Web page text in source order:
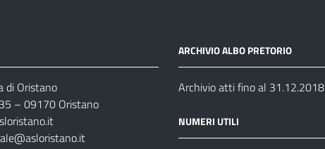
di Oristano
– 09170 Oristano
ARCHIVIO ALBO PRETORIO
Archivio atti fino al 31.12.2018
NUMERI UTILI